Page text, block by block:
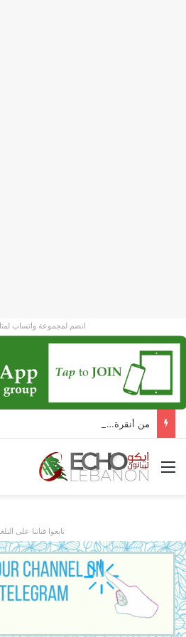
انضم لمجموعة واتساب
من أنقرة… عون و أردوغان يرسمان ل
القائمة
تابعوا قناتنا على